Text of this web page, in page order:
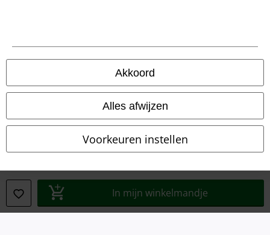
Akkoord
Alles afwijzen
Voorkeuren instellen
In mijn winkelmandje
Bedrijfsgegevens
Verklaring van conformiteit
Informatie over toegankelijkheid
Annuleer bestelling
Alle prijzen incl.wettelijke BTW